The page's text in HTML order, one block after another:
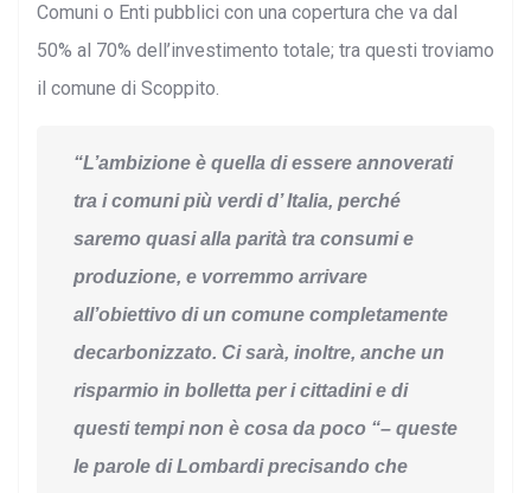
Comuni o Enti pubblici con una copertura che va dal
50% al 70% dell’investimento totale; tra questi troviamo
il comune di Scoppito.
“L’ambizione è quella di essere annoverati
tra i comuni più verdi d’ Italia, perché
saremo quasi alla parità tra consumi e
produzione, e vorremmo arrivare
all’obiettivo di un comune completamente
decarbonizzato. Ci sarà, inoltre, anche un
risparmio in bolletta per i cittadini e di
questi tempi non è cosa da poco “– queste
le parole di Lombardiprecisando che